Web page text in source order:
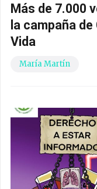
Más de 7.000
la campaña
Vida
María Martín